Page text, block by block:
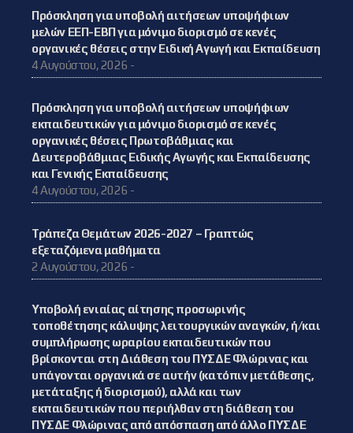
Πρόσκληση για υποβολή αιτήσεων υποψήφιων
μελών ΕΕΠ-ΕΒΠ για μόνιμο διορισμό σε κενές
οργανικές θέσεις στην Ειδική Αγωγή και Εκπαίδευση
4 Αυγούστου, 2026 -
Πρόσκληση για υποβολή αιτήσεων υποψήφιων
εκπαιδευτικών για μόνιμο διορισμό σε κενές
οργανικές θέσεις Πρωτοβάθμιας και
Δευτεροβάθμιας Ειδικής Αγωγής και Εκπαίδευσης
και Γενικής Εκπαίδευσης
4 Αυγούστου, 2026 -
Τράπεζα Θεμάτων 2026-2027 – Γραπτώς
εξεταζόμενα μαθήματα
2 Αυγούστου, 2026 -
Υποβολή ενιαίας αίτησης προσωρινής
τοποθέτησης κάλυψης λειτουργικών αναγκών, ή/και
συμπλήρωσης ωραρίου εκπαιδευτικών που
βρίσκονται στη Διάθεση του ΠΥΣΔΕ Φλώρινας και
υπάγονται οργανικά σε αυτήν (κατόπιν μετάθεσης,
μετάταξης ή διορισμού), αλλά και των
εκπαιδευτικών που περιήλθαν στη διάθεση του
ΠΥΣΔΕ Φλώρινας από απόσπαση από άλλο ΠΥΣΔΕ